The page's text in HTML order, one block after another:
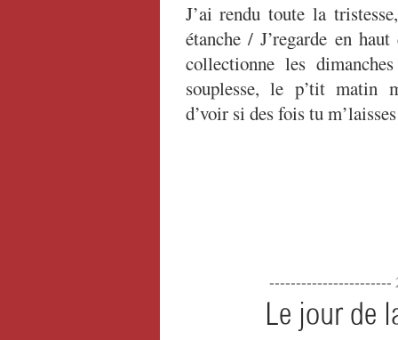
J’ai rendu toute la
étanche / J’regarde en
collectionne les
souplesse, le p’tit matin
d’voir si des fois tu
-----------------------
Le jour de